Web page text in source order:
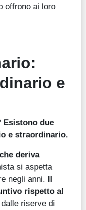
offrono ai loro
e
Esistono due
e straordinario.
deriva
si aspetta
negli anni. Il
rispetto al
riserve di